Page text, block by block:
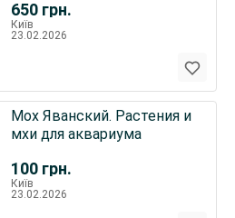
650 грн.
Київ
23.02.2026
100 грн.
Мох Яванский. Растения и
мхи для аквариума
Київ
23.02.2026